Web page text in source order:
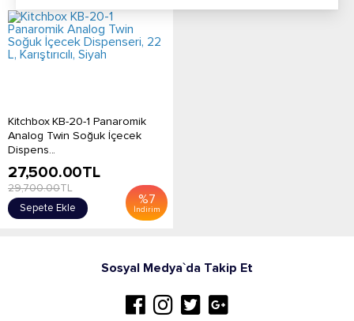
Kitchbox KB-20-1 Panaromik
Analog Twin Soğuk İçecek
Dispens...
%7
İndirim
27,500.00TL
29,700.00TL
Sepete Ekle
Sosyal Medya`da Takip Et